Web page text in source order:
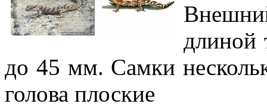
длиной
до 45 мм. Самки
голова плоские